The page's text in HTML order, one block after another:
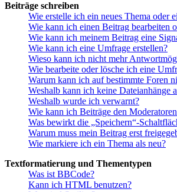
Beiträge schreiben
Wie erstelle ich ein neues Thema oder
Wie kann ich einen Beitrag bearbeiten
Wie kann ich meinem Beitrag eine
Wie kann ich eine Umfrage erstellen?
Wieso kann ich nicht mehr
Wie bearbeite oder lösche ich eine
Warum kann ich auf bestimmte Foren
Weshalb kann ich keine Dateianhänge
Weshalb wurde ich verwarnt?
Wie kann ich Beiträge den
Was bewirkt die „Speichern“-
Warum muss mein Beitrag erst
Wie markiere ich ein Thema als neu?
Textformatierung und Thementypen
Was ist BBCode?
Kann ich HTML benutzen?